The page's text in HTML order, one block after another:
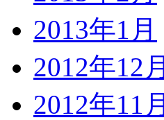
2013年1月
2012年12月
2012年11月